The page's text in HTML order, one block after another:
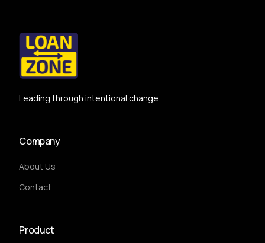
Leading through intentional change
Company
About Us
Contact
Product